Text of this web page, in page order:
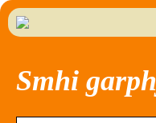
Smhi